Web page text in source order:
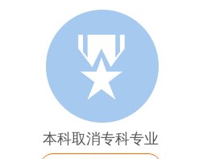
本科取消专科专业